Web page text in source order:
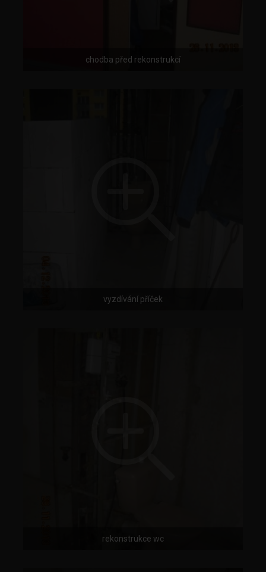
chodba před rekonstrukcí
vyzdívání příček
rekonstrukce wc